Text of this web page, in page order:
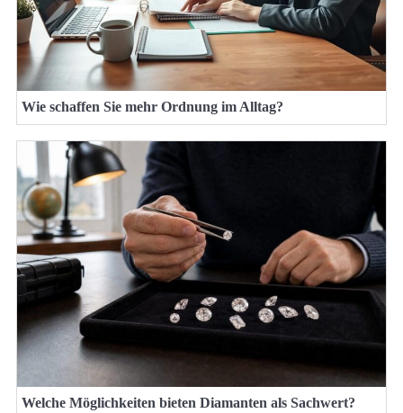
Wie schaffen Sie mehr Ordnung im Alltag?
Welche Möglichkeiten bieten Diamanten als Sachwert?